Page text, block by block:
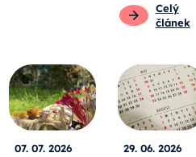
Celý
článek
07. 07. 2026 29. 06. 2026